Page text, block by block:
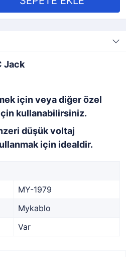
Jack
için veya diğer özel
için kullanabilirsiniz.
düşük voltaj
için idealdir.
MY-1979
Mykablo
Var